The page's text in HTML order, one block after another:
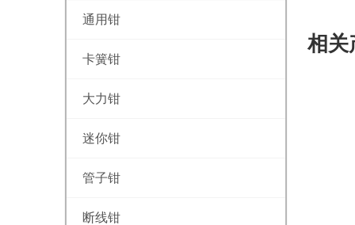
通用钳
卡簧钳
大力钳
迷你钳
管子钳
断线钳
相关